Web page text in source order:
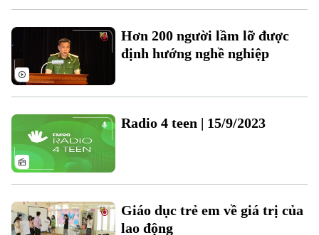
Tư vấn sức khỏe
Thời trang
Âm nhạc
Đã phát sóng
Hơn 200 người lầm lỡ được
định hướng nghề nghiệp
Radio 4 teen | 15/9/2023
Giáo dục trẻ em về giá trị của
lao động